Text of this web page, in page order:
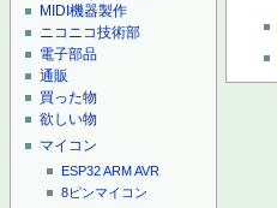
MIDI機器製作
ニコニコ技術部
電子部品
通販
買った物
欲しい物
マイコン
ESP32ARMAVR
8ピンマイコン